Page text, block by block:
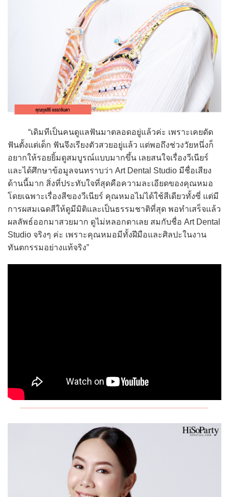
“เดิมทีเป็นคนดูแลฟันมาตลอดอยู่แล้วค่ะ เพราะเคยดัด
ฟันตั้งแต่เด็ก ฟันจึงเรียงตัวสวยอยู่แล้ว แต่พอถึงช่วงวัยหนึ่งก็
อยากให้รอยยิ้มดูสมบูรณ์แบบมากขึ้น เลยสนใจเรื่องวีเนียร์
และได้ศึกษาข้อมูลจนทราบว่า Art Dental Studio มีชื่อเสียง
ด้านนี้มาก สิ่งที่ประทับใจที่สุดคือความละเอียดของคุณหมอ
โดยเฉพาะเรื่องสีของวีเนียร์ คุณหมอไม่ได้ใช้สีเดียวทั้งซี่ แต่มี
การผสมเฉดสีให้ดูมีมิติและเป็นธรรมชาติที่สุด พอทำเสร็จแล้ว
ผลลัพธ์ออกมาสวยมาก ดูไม่หลอกตาเลย สมกับชื่อ Art Dental
Studio จริงๆ ค่ะ เพราะคุณหมอมีทั้งฝีมือและศิลปะในงาน
ทันตกรรมอย่างแท้จริง”